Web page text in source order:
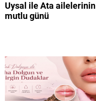
Uysal ile Ata ailelerinin
mutlu günü